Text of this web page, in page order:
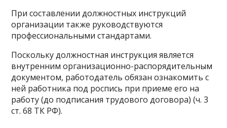
При составлении должностных инструкций
организации также руководствуются
профессиональными стандартами.
Поскольку должностная инструкция является
внутренним организационно-распорядительным
документом, работодатель обязан ознакомить с
ней работника под роспись при приеме его на
работу (до подписания трудового договора) (ч. 3
ст. 68 ТК РФ).